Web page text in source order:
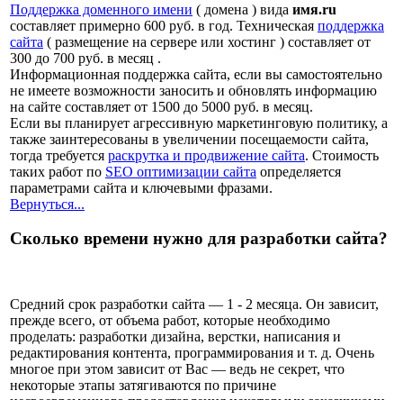
Поддержка доменного имени ( домена ) вида имя.ru
составляет примерно 600 руб. в год. Техническая поддержка
сайта ( размещение на сервере или хостинг ) составляет от
300 до 700 руб. в месяц .
Информационная поддержка сайта, если вы самостоятельно
не имеете возможности заносить и обновлять информацию
на сайте составляет от 1500 до 5000 руб. в месяц.
Если вы планирует агрессивную маркетинговую политику, а
также заинтересованы в увеличении посещаемости сайта,
тогда требуется раскрутка и продвижение сайта. Стоимость
таких работ по SEO оптимизации сайта определяется
параметрами сайта и ключевыми фразами.
Вернуться...
Сколько времени нужно для разработки сайта?
Средний срок разработки сайта — 1 - 2 месяца. Он зависит,
прежде всего, от объема работ, которые необходимо
проделать: разработки дизайна, верстки, написания и
редактирования контента, программирования и т. д. Очень
многое при этом зависит от Вас — ведь не секрет, что
некоторые этапы затягиваются по причине